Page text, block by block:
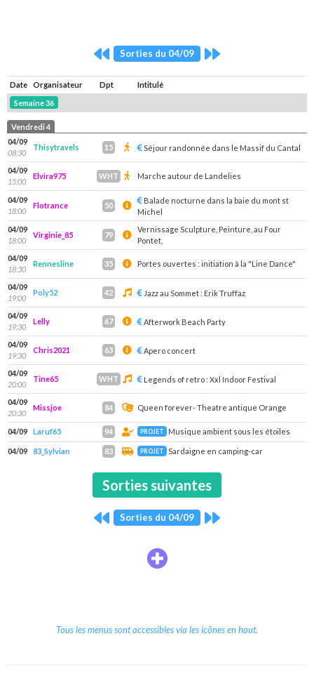
Sorties du 04/09
Date Organisateur Dpt
Intitulé
Semaine 36
Vendredi 4
04/09
08:30
Thisytravels 15 Séjour randonnée dans le Massif du Cantal
04/09
15:00
Elvira975 WHT Marche autour de Landelies
04/09
18:00
Flotrance 50
Balade nocturne dans la baie du mont st
Michel
04/09
18:00
Virginie_85 79
Vernissage Sculpture, Peinture, au Four
Pontet,
04/09
18:30
Rennesline 35 Portes ouvertes : initiation à la "Line Dance"
04/09
19:00
Poly52 42 Jazz au Sommet : Erik Truffaz
04/09
19:30
Lelly 67 Afterwork Beach Party
04/09
19:30
Chris2021 63 Apero concert
04/09
20:00
Tine65 WHT Legends of retro : Xxl Indoor Festival
04/09
20:30
Missjoe 84 Queen forever- Theatre antique Orange
04/09 Laruf65 94 PROJET Musique ambient sous les étoiles
04/09 83_Sylvian 83 PROJET Sardaigne en camping-car
Sorties suivantes
Sorties du 04/09
Tous les menus sont accessibles via les icônes en haut.